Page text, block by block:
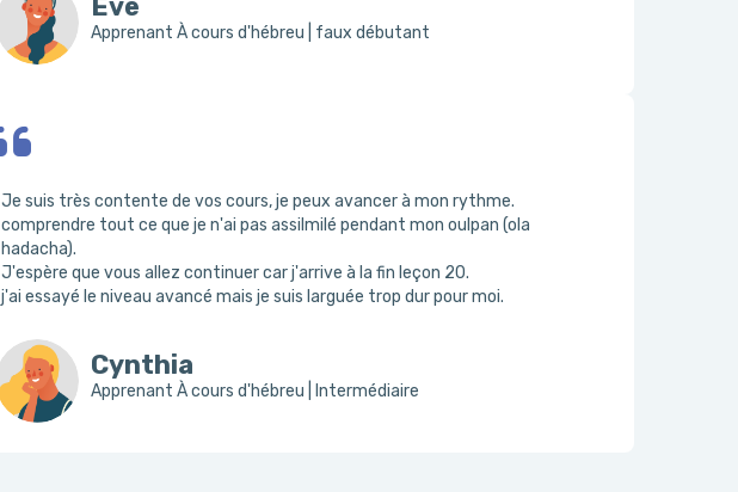
Eve
Apprenant À cours d'hébreu | faux débutant
Je suis très contente de vos cours, je peux avancer à mon rythme.
comprendre tout ce que je n'ai pas assilmilé pendant mon oulpan (ola
hadacha).
J'espère que vous allez continuer car j'arrive à la fin leçon 20.
j'ai essayé le niveau avancé mais je suis larguée trop dur pour moi.
Cynthia
Apprenant À cours d'hébreu | Intermédiaire